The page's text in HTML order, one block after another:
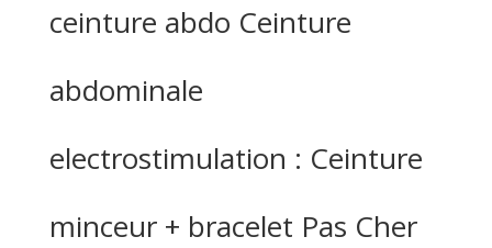
ceinture abdo Ceinture
abdominale
electrostimulation : Ceinture
minceur + bracelet Pas Cher